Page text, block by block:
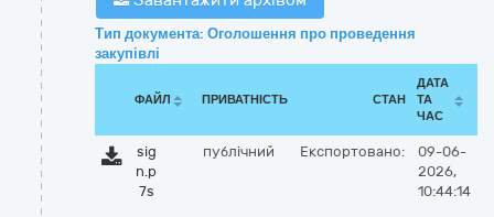
Тип документа: Оголошення про проведення
закупівлі
ФАЙЛ ПРИВАТНІСТЬ СТАН
ДАТА
ТА
ЧАС
sig
n.p
7s
публічний Експортовано:
09-06-
2026,
10:44:14